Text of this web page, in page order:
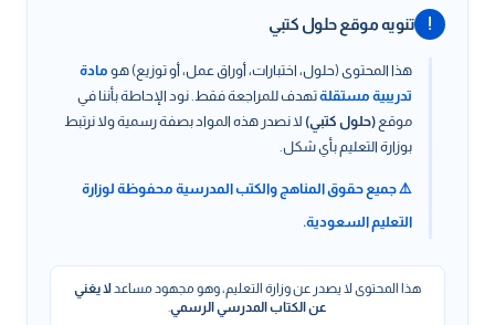
! تنويه موقع حلول كتبي
هذا المحتوى (حلول، اختبارات، أوراق عمل، أو توزيع) هو مادة
تدريبية مستقلةتهدف للمراجعة فقط. نود الإحاطة بأننا في
موقع (حلول كتبي) لا نصدر هذه المواد بصفة رسمية ولا نرتبط
بوزارة التعليم بأي شكل.
⚠️ جميع حقوق المناهج والكتب المدرسية محفوظة لوزارة
التعليم السعودية.
هذا المحتوى لا يصدر عن وزارة التعليم، وهو مجهود مساعدلا يغني
عن الكتاب المدرسي الرسمي.